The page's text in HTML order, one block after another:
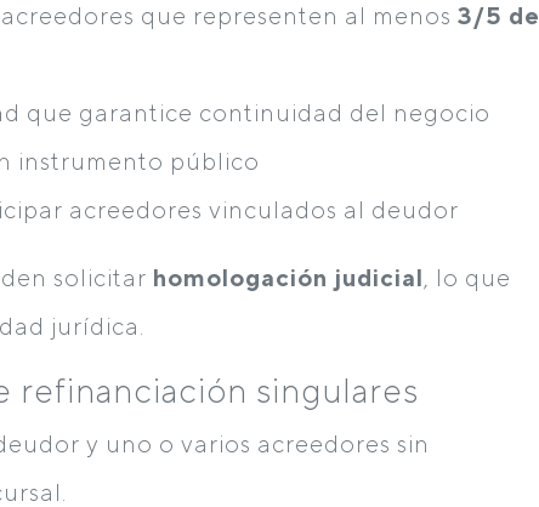
que representen al menos 3/5 de
que garantice continuidad del negocio
instrumento público
acreedores vinculados al deudor
solicitar homologación judicial , lo que
jurídica.
refinanciación singulares
y uno o varios acreedores sin